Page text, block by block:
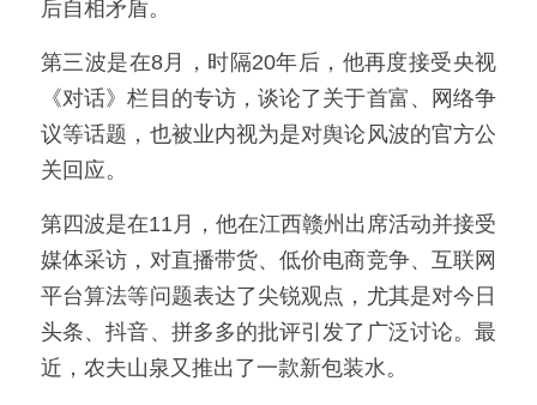
后自相矛盾。
第三波是在8月，时隔20年后，他再度接受央视
《对话》栏目的专访，谈论了关于首富、网络争
议等话题，也被业内视为是对舆论风波的官方公
关回应。
第四波是在11月，他在江西赣州出席活动并接受
媒体采访，对直播带货、低价电商竞争、互联网
平台算法等问题表达了尖锐观点，尤其是对今日
头条、抖音、拼多多的批评引发了广泛讨论。最
近，农夫山泉又推出了一款新包装水。